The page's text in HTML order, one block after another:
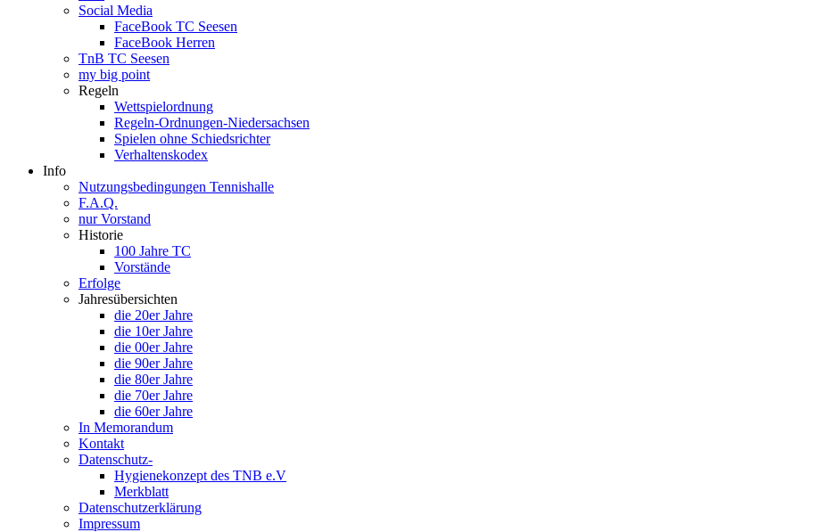
Social Media
FaceBook TC Seesen
FaceBook Herren
TnB TC Seesen
my big point
Regeln
Wettspielordnung
Regeln-Ordnungen-Niedersachsen
Spielen ohne Schiedsrichter
Verhaltenskodex
Info
Nutzungsbedingungen Tennishalle
F.A.Q.
nur Vorstand
Historie
100 Jahre TC
Vorstände
Erfolge
Jahresübersichten
die 20er Jahre
die 10er Jahre
die 00er Jahre
die 90er Jahre
die 80er Jahre
die 70er Jahre
die 60er Jahre
In Memorandum
Kontakt
Datenschutz-
Hygienekonzept des TNB e.V
Merkblatt
Datenschutzerklärung
Impressum